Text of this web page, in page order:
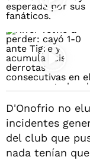
D'Onofrio no
incidentes
del club que
nada tenían